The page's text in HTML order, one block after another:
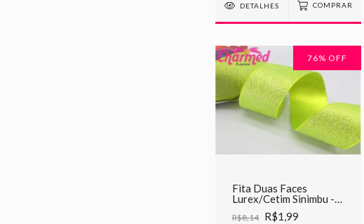
DETALHES COMPRAR
76% OFF
Fita Duas Faces
Lurex/Cetim Sinimbu -
C21 Verde Neon
R$8,14 R$1,99